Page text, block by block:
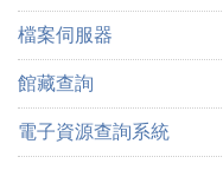
檔案伺服器
館藏查詢
電子資源查詢系統